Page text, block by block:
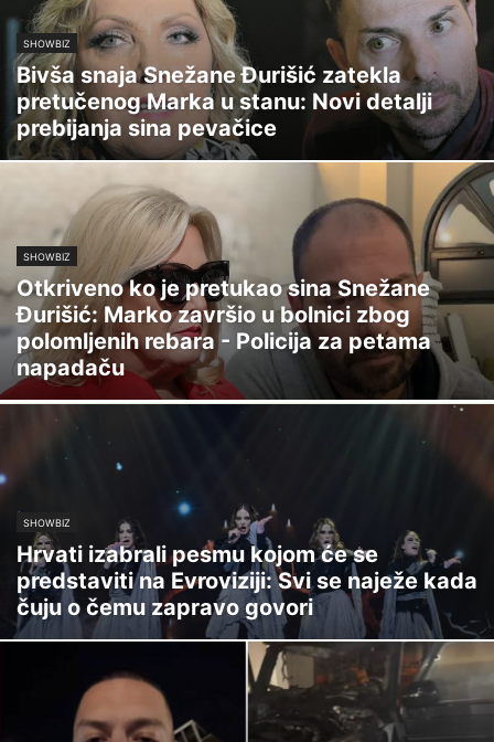
SHOWBIZ
Bivša snaja Snežane Đurišić zatekla
pretučenog Marka u stanu: Novi detalji
prebijanja sina pevačice
SHOWBIZ
Otkriveno ko je pretukao sina Snežane
Đurišić: Marko završio u bolnici zbog
polomljenih rebara - Policija za petama
napadaču
SHOWBIZ
Hrvati izabrali pesmu kojom će se
predstaviti na Evroviziji: Svi se naježe kada
čuju o čemu zapravo govori